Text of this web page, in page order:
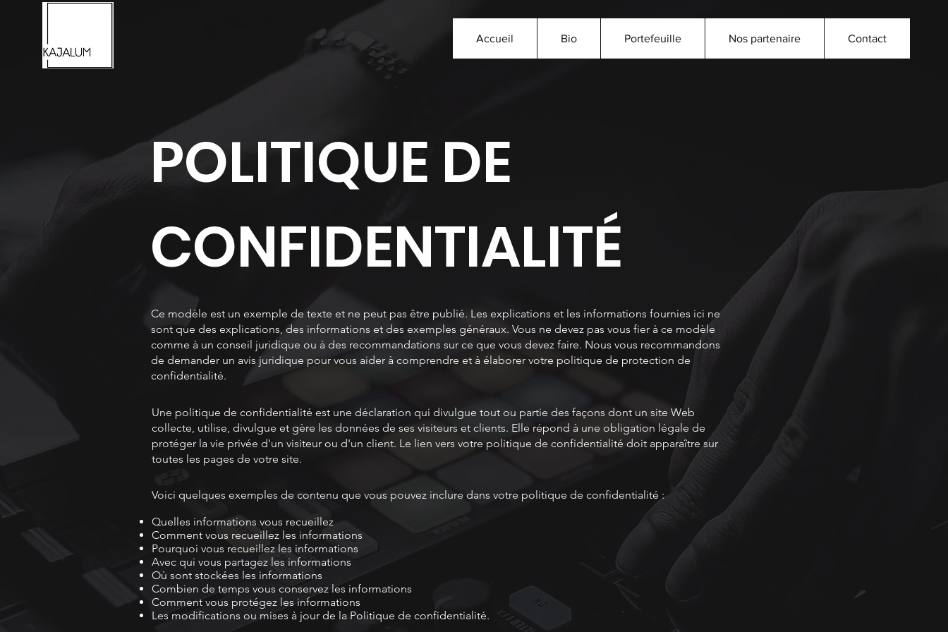
Accueil Bio Portefeuille Nos partenaire Contact
POLITIQUE DE
CONFIDENTIALITÉ
Ce modèle est un exemple de texte et ne peut pas être publié. Les explications et les informations fournies ici ne
sont que des explications, des informations et des exemples généraux. Vous ne devez pas vous fier à ce modèle
comme à un conseil juridique ou à des recommandations sur ce que vous devez faire. Nous vous recommandons
de demander un avis juridique pour vous aider à comprendre et à élaborer votre politique de protection de
confidentialité.
Une politique de confidentialité est une déclaration qui divulgue tout ou partie des façons dont un site Web
collecte, utilise, divulgue et gère les données de ses visiteurs et clients. Elle répond à une obligation légale de
protéger la vie privée d'un visiteur ou d'un client. Le lien vers votre politique de confidentialité doit apparaître sur
toutes les pages de votre site.
Voici quelques exemples de contenu que vous pouvez inclure dans votre politique de confidentialité :
Quelles informations vous recueillez
Comment vous recueillez les informations
Pourquoi vous recueillez les informations
Avec qui vous partagez les informations
Où sont stockées les informations
Combien de temps vous conservez les informations
Comment vous protégez les informations
Les modifications ou mises à jour de la Politique de confidentialité.